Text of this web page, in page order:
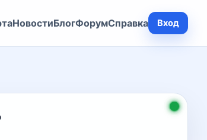
НовостиБлогФорумСправка Вход